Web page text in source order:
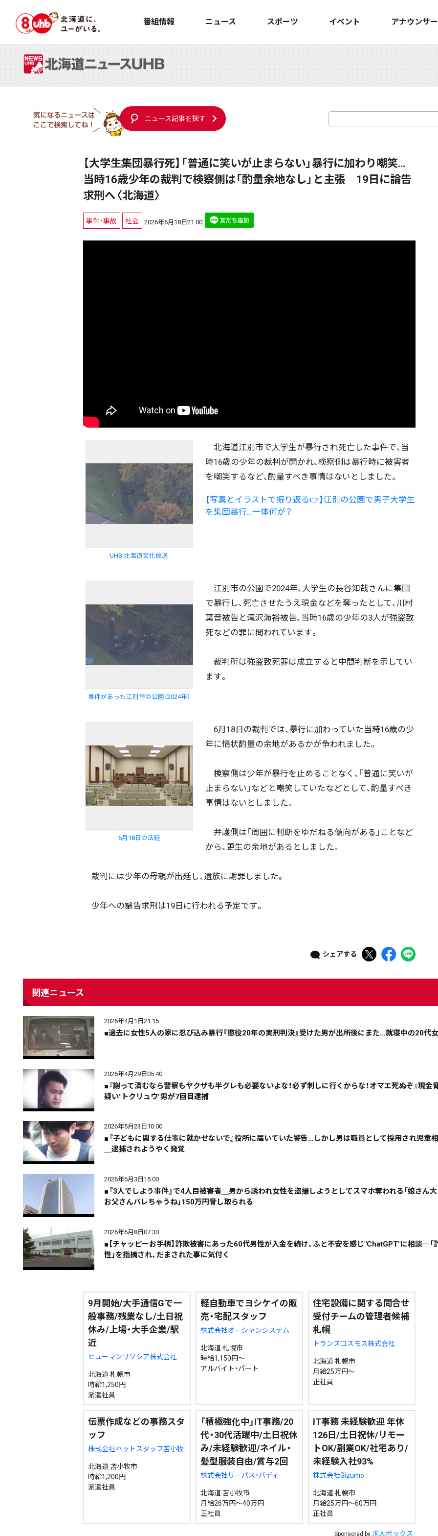
番組情報 ニュース スポーツ イベント アナウンサー
ニュース記事を探す
【大学生集団暴行死】「普通に笑いが止まらない」暴行に加わり嘲笑…
当時16歳少年の裁判で検察側は「酌量余地なし」と主張―19日に論告
求刑へ〈北海道〉
事件・事故 社会 2026年6月18日21:00
UHB 北海道文化放送
北海道江別市で大学生が暴行され死亡した事件で、当
時16歳の少年の裁判が開かれ、検察側は暴行時に被害者
を嘲笑するなど、酌量すべき事情はないとしました。
【写真とイラストで振り返る👉】江別の公園で男子大学生
を集団暴行…一体何が？
事件があった江別市の公園（2024年）
江別市の公園で2024年、大学生の長谷知哉さんに集団
で暴行し、死亡させたうえ現金などを奪ったとして、川村
葉音被告と滝沢海裕被告、当時16歳の少年の3人が強盗致
死などの罪に問われています。
裁判所は強盗致死罪は成立すると中間判断を示してい
ます。
6月18日の法廷
6月18日の裁判では、暴行に加わっていた当時16歳の少
年に情状酌量の余地があるかが争われました。
検察側は少年が暴行を止めることなく、「普通に笑いが
止まらない」などと嘲笑していたなどとして、酌量すべき
事情はないとしました。
弁護側は「周囲に判断をゆだねる傾向がある」ことなど
から、更生の余地があるとしました。
裁判には少年の母親が出廷し、遺族に謝罪しました。
少年への論告求刑は19日に行われる予定です。
シェアする
関連ニュース
2026年4月1日21:15
■過去に女性5人の家に忍び込み暴行『懲役20年の実刑判決』受けた男が出所後にまた…就寝中の20代
2026年4月29日05:40
■『謝って済むなら警察もヤクザも半グレも必要ないよな！必ず刺しに行くからな！オマエ死ぬぞ』現金
疑い"トクリュウ"男が7回目逮捕
2026年5月23日10:00
■『子どもに関する仕事に就かせないで』役所に届いていた警告…しかし男は職員として採用され児童
＿逮捕されようやく発覚
2026年6月3日15:00
■『3人でしよう事件』で4人目被害者＿男から誘われ女性を盗撮しようとしてスマホ奪われる「娘さん大
お父さんバレちゃうね」150万円脅し取られる
2026年6月8日07:30
■【チャッピーお手柄】詐欺被害にあった60代男性が入金を続け、ふと不安を感じ"ChatGPT"に相談―「
性」を指摘され、だまされた事に気付く
9月開始/大手通信Gで一
般事務/残業なし/土日祝
休み/上場・大手企業/駅
近
ヒューマンリソシア株式会社
北海道 札幌市
時給1,250円
派遣社員
軽自動車でヨシケイの販
売・宅配スタッフ
株式会社オーシャンシステム
北海道 札幌市
時給1,150円～
アルバイト・パート
住宅設備に関する問合せ
受付チームの管理者候補
札幌
トランスコスモス株式会社
北海道 札幌市
月給25万円～
正社員
伝票作成などの事務スタ
ッフ
株式会社ホットスタッフ苫小牧
北海道 苫小牧市
時給1,200円
派遣社員
「積極強化中」IT事務/20
代・30代活躍中/土日祝休
み/未経験歓迎/ネイル・
髪型服装自由/賞与2回
株式会社リーパス・バディ
北海道 苫小牧市
月給26万円～40万円
正社員
IT事務 未経験歓迎 年休
126日/土日祝休/リモー
トOK/副業OK/社宅あり/
未経験入社93%
株式会社Gizumo
北海道 札幌市
月給25万円～60万円
正社員
Sponsored by 求人ボックス
配信日 きのう 08月06日 08月05日
カテゴリで絞る